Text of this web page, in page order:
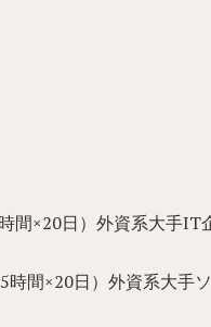
間×20日）外資系大手IT
時間×20日）外資系大